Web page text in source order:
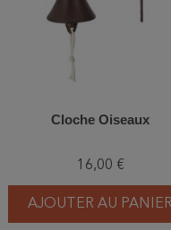
Cloche Oiseaux
16,00 €
AJOUTER AU PANIER